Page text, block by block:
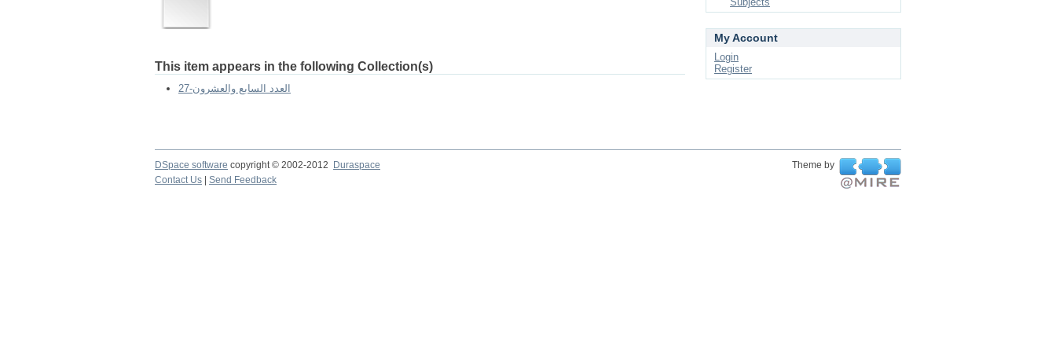
This item appears in the following Collection(s)
27-العدد السابع والعشرون
My Account
Login
Register
DSpace software copyright © 2002-2012 Duraspace
Theme by
Contact Us
Send Feedback